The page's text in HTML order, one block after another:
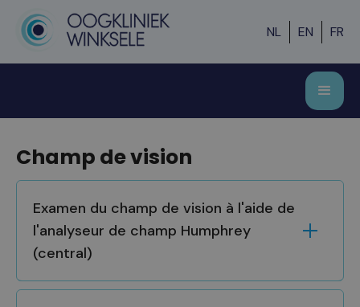
NL EN FR
Champ de vision
Examen du champ de vision à l'aide de
l'analyseur de champ Humphrey
(central)